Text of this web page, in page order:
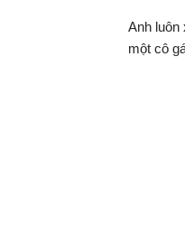
Anh luôn
một cô